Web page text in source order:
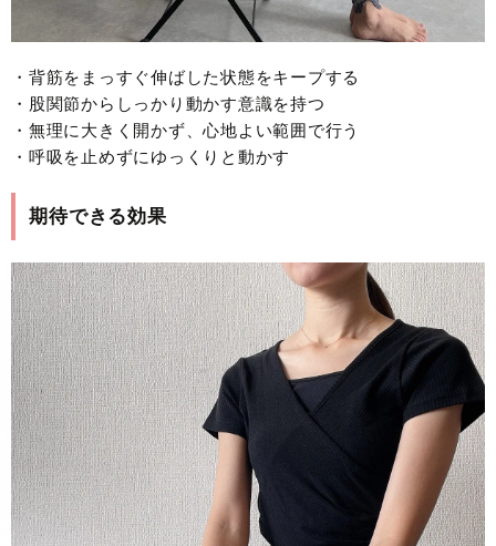
・背筋をまっすぐ伸ばした状態をキープする
・股関節からしっかり動かす意識を持つ
・無理に大きく開かず、心地よい範囲で行う
・呼吸を止めずにゆっくりと動かす
期待できる効果